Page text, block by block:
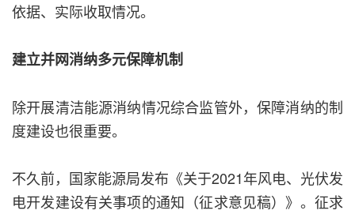
依据、实际收取情况。
建立并网消纳多元保障机制
除开展清洁能源消纳情况综合监管外，保障消纳的制
度建设也很重要。
不久前，国家能源局发布《关于2021年风电、光伏发
电开发建设有关事项的通知（征求意见稿）》。征求